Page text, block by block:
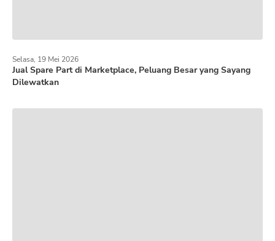
Jual Spare Part di Marketplace, Peluang Besar yang Sayang
Dilewatkan
Selasa, 19 Mei 2026